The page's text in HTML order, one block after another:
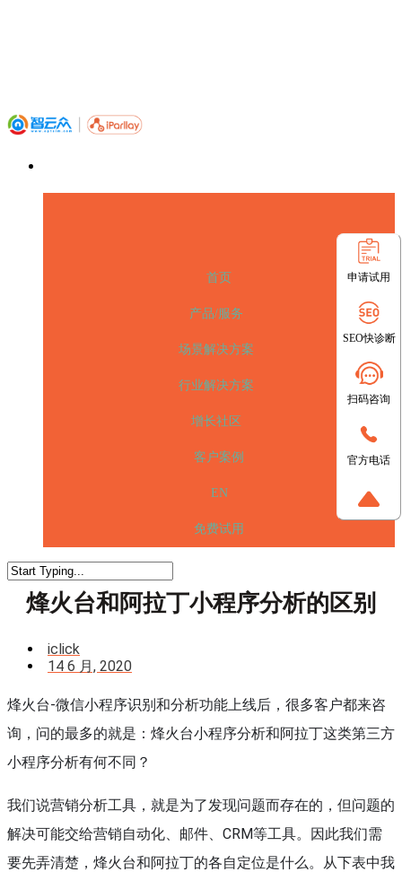
首页
产品/服务
场景解决方案
行业解决方案
增长社区
客户案例
EN
免费试用
烽火台和阿拉丁小程序分析的区别
iclick
14 6 月, 2020
烽火台-微信小程序识别和分析功能上线后，很多客户都来咨
询，问的最多的就是：烽火台小程序分析和阿拉丁这类第三方
小程序分析有何不同？
我们说营销分析工具，就是为了发现问题而存在的，但问题的
解决可能交给营销自动化、邮件、CRM等工具。因此我们需
要先弄清楚，烽火台和阿拉丁的各自定位是什么。从下表中我
申请试用
SEO快诊断
扫码咨询
官方电话